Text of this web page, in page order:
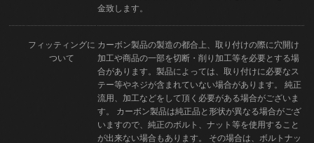
金致します。
フィッティングに
ついて
カーボン製品の製造の都合上、取り付けの際に穴開け
加工や商品の一部を切断・削り加工等を必要とする場
合があります。製品によっては、取り付けに必要なス
テー等やネジが含まれていない場合があります。 純正
流用、加工などをして頂く必要がある場合がございま
す。 カーボン製品は純正品と形状が異なる場合がござ
いますので、純正のボルト、ナット等を使用すること
が出来ない場合もあります。 その場合は、ボルトナッ